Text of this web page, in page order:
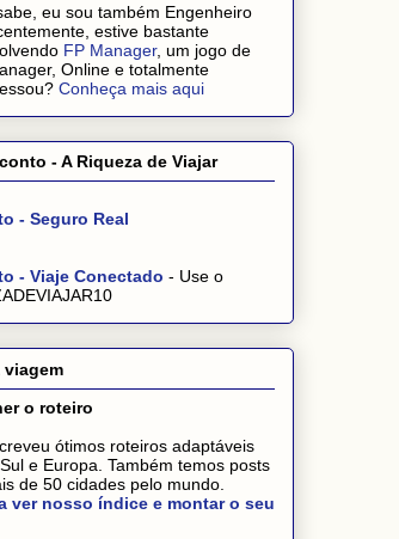
eu sou também Engenheiro
estive bastante
FP Manager, um jogo de
Online e totalmente
Conheça mais aqui
- A Riqueza de Viajar
- Seguro Real
- Viaje Conectado - Use o
viagem
o roteiro
ótimos roteiros adaptáveis
e Europa. Também temos posts
de 50 cidades pelo mundo.
ver nosso índice e montar o seu